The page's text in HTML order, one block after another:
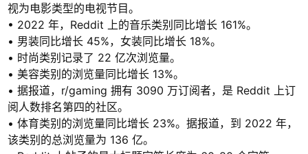
视为电影类型的电视节目。
• 2022 年，Reddit 上的音乐类别同比增长 161%。
• 男装同比增长 45%，女装同比增长 18%。
• 时尚类别记录了 22 亿次浏览量。
• 美容类别的浏览量同比增长 13%。
• 据报道，r/gaming 拥有 3090 万订阅者，是 Reddit 上订
阅人数排名第四的社区。
• 体育类别的浏览量同比增长 23%。据报道，到 2022 年，
该类别的总浏览量为 136 亿。